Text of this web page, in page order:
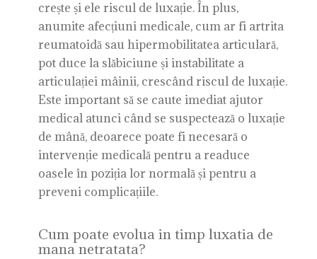
crește și ele riscul de luxație. În plus,
anumite afecțiuni medicale, cum ar fi artrita
reumatoidă sau hipermobilitatea articulară,
pot duce la slăbiciune și instabilitate a
articulației mâinii, crescând riscul de luxație.
Este important să se caute imediat ajutor
medical atunci când se suspectează o luxație
de mână, deoarece poate fi necesară o
intervenție medicală pentru a readuce
oasele în poziția lor normală și pentru a
preveni complicațiile.
Cum poate evolua in timp luxatia de
mana netratata?